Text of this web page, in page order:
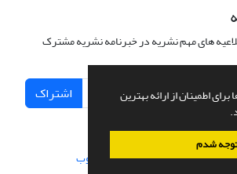
اطمینان از ارائه بهترین
شدم
های مهم نشریه در خبرنامه نشریه مشترک
اشتراک
علمی.طراحی و پیاده سازی از سیناوب